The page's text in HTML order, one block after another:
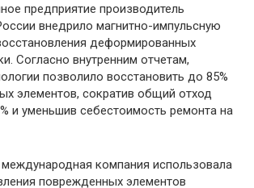
предприятие производитель
внедрило магнитно-импульсную
деформированных
Согласно внутренним отчетам,
позволило восстановить до 85%
элементов, сократив общий отход
и уменьшив себестоимость ремонта на
компания использовала
поврежденных элементов